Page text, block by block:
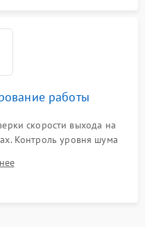
работы
скорости выхода на
Контроль уровня шума
стенок и корректного
оттайки.